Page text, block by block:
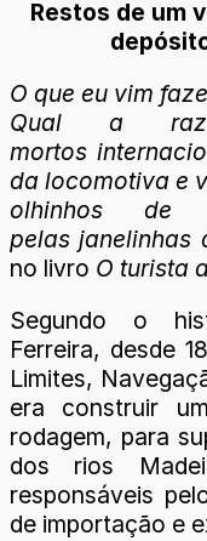
Restos de um
O que eu vim
Qual a
mortos
da locomotiva e
olhinhos
pelasjanelinhas
no livro O turista
Segundo o
Ferreira, desde
Limites,
era construir
rodagem, para
dos rios
responsáveis
de importação e